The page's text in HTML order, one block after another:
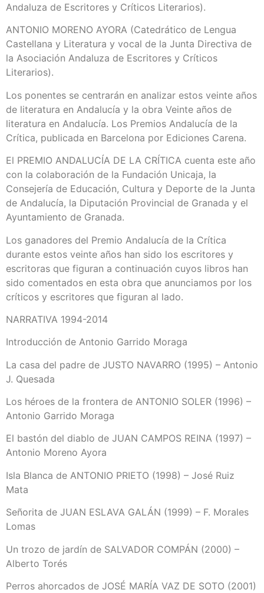
Andaluza de Escritores y Críticos Literarios).
ANTONIO MORENO AYORA (Catedrático de Lengua
Castellana y Literatura y vocal de la Junta Directiva de
la Asociación Andaluza de Escritores y Críticos
Literarios).
Los ponentes se centrarán en analizar estos veinte años
de literatura en Andalucía y la obra Veinte años de
literatura en Andalucía. Los Premios Andalucía de la
Crítica, publicada en Barcelona por Ediciones Carena.
El PREMIO ANDALUCÍA DE LA CRÍTICA cuenta este año
con la colaboración de la Fundación Unicaja, la
Consejería de Educación, Cultura y Deporte de la Junta
de Andalucía, la Diputación Provincial de Granada y el
Ayuntamiento de Granada.
Los ganadores del Premio Andalucía de la Crítica
durante estos veinte años han sido los escritores y
escritoras que figuran a continuación cuyos libros han
sido comentados en esta obra que anunciamos por los
críticos y escritores que figuran al lado.
NARRATIVA 1994-2014
Introducción de Antonio Garrido Moraga
La casa del padre de JUSTO NAVARRO (1995) – Antonio
J. Quesada
Los héroes de la frontera de ANTONIO SOLER (1996) –
Antonio Garrido Moraga
El bastón del diablo de JUAN CAMPOS REINA (1997) –
Antonio Moreno Ayora
Isla Blanca de ANTONIO PRIETO (1998) – José Ruiz
Mata
Señorita de JUAN ESLAVA GALÁN (1999) – F. Morales
Lomas
Un trozo de jardín de SALVADOR COMPÁN (2000) –
Alberto Torés
Perros ahorcados de JOSÉ MARÍA VAZ DE SOTO (2001)